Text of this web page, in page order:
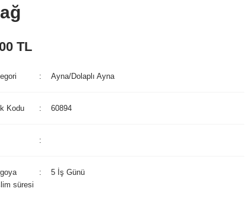
TL
Ayna/Dolaplı Ayna
Kodu 60894
süresi
5 İş Günü